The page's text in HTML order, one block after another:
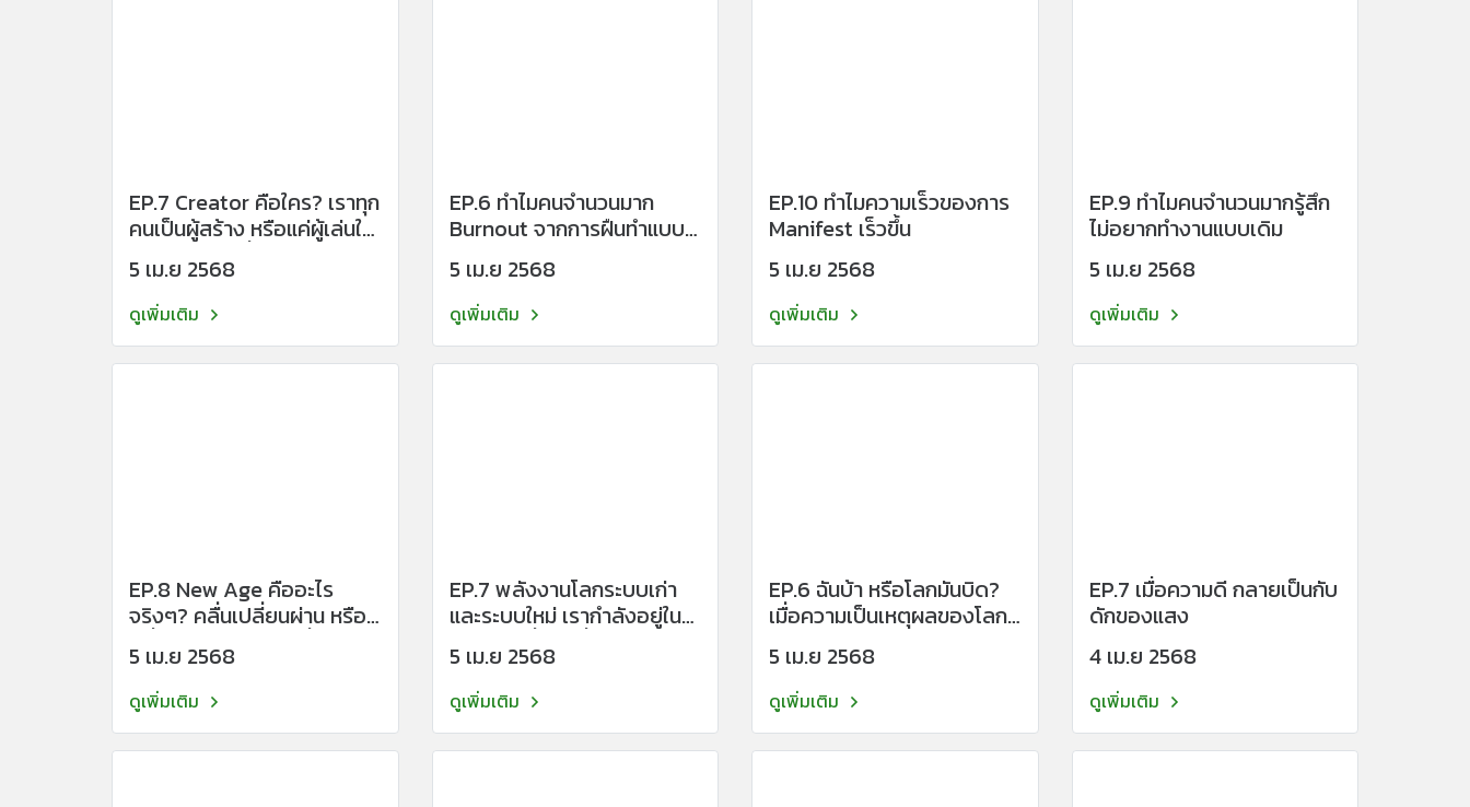
EP.7 Creator คือใคร? เราทุก
คนเป็นผู้สร้าง หรือแค่ผู้เล่นใน
สนามของคนอื่น?
5 เม.ย 2568
ดูเพิ่มเติม
EP.6 ทำไมคนจำนวนมาก
Burnout จากการฝืนทำแบบ
ระบบเก่า
5 เม.ย 2568
ดูเพิ่มเติม
EP.10 ทำไมความเร็วของการ
Manifest เร็วขึ้น
5 เม.ย 2568
ดูเพิ่มเติม
EP.9 ทำไมคนจำนวนมากรู้สึก
ไม่อยากทำงานแบบเดิม
5 เม.ย 2568
ดูเพิ่มเติม
EP.8 New Age คืออะไร
จริงๆ? คลื่นเปลี่ยนผ่าน หรือ
คลื่นจำลองของการตื่นรู้?
5 เม.ย 2568
ดูเพิ่มเติม
EP.7 พลังงานโลกระบบเก่า
และระบบใหม่ เรากำลังอยู่ใน
จังหวะเปลี่ยนคลื่นระดับสนาม
โลกหรือไม่?
5 เม.ย 2568
ดูเพิ่มเติม
EP.6 ฉันบ้า หรือโลกมันบิด?
เมื่อความเป็นเหตุผลของโลก
เริ่มไม่ make sense กับหัวใจ
เราอีกต่อไป
5 เม.ย 2568
ดูเพิ่มเติม
EP.7 เมื่อความดี กลายเป็นกับ
ดักของแสง
4 เม.ย 2568
ดูเพิ่มเติม